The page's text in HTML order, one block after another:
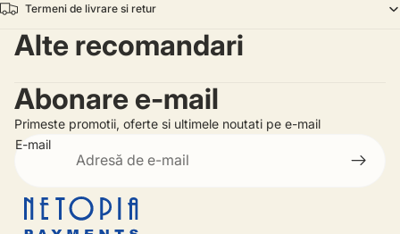
Termeni de livrare si retur
Alte recomandari
Abonare e-mail
Primeste promotii, oferte si ultimele noutati pe e-mail
E-mail